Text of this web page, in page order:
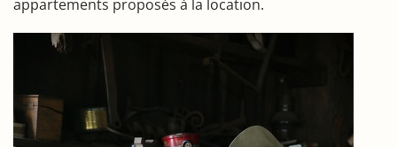
appartements proposés à la location.